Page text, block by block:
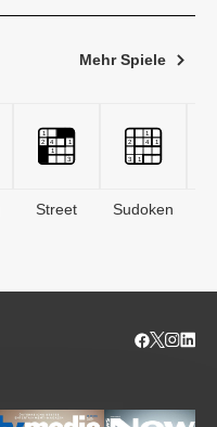
Mehr Spiele
Street Sudoken